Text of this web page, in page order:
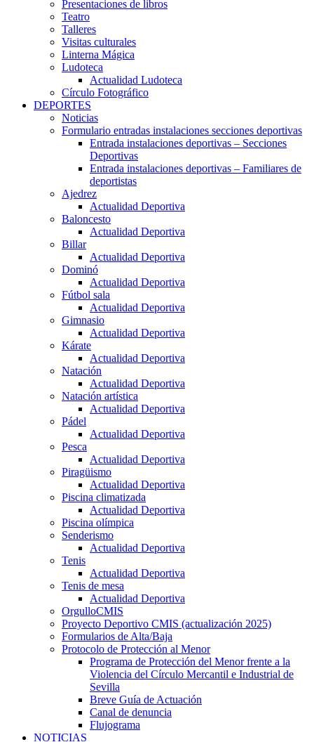
Presentaciones de libros
Teatro
Talleres
Visitas culturales
Linterna Mágica
Ludoteca
Actualidad Ludoteca
Círculo Fotográfico
DEPORTES
Noticias
Formulario entradas instalaciones secciones deportivas
Entrada instalaciones deportivas – Secciones
Deportivas
Entrada instalaciones deportivas – Familiares de
deportistas
Ajedrez
Actualidad Deportiva
Baloncesto
Actualidad Deportiva
Billar
Actualidad Deportiva
Dominó
Actualidad Deportiva
Fútbol sala
Actualidad Deportiva
Gimnasio
Actualidad Deportiva
Kárate
Actualidad Deportiva
Natación
Actualidad Deportiva
Natación artística
Actualidad Deportiva
Pádel
Actualidad Deportiva
Pesca
Actualidad Deportiva
Piragüismo
Actualidad Deportiva
Piscina climatizada
Actualidad Deportiva
Piscina olímpica
Senderismo
Actualidad Deportiva
Tenis
Actualidad Deportiva
Tenis de mesa
Actualidad Deportiva
OrgulloCMIS
Proyecto Deportivo CMIS (actualización 2025)
Formularios de Alta/Baja
Protocolo de Protección al Menor
Programa de Protección del Menor frente a la
Violencia del Círculo Mercantil e Industrial de
Sevilla
Breve Guía de Actuación
Canal de denuncia
Flujograma
NOTICIAS